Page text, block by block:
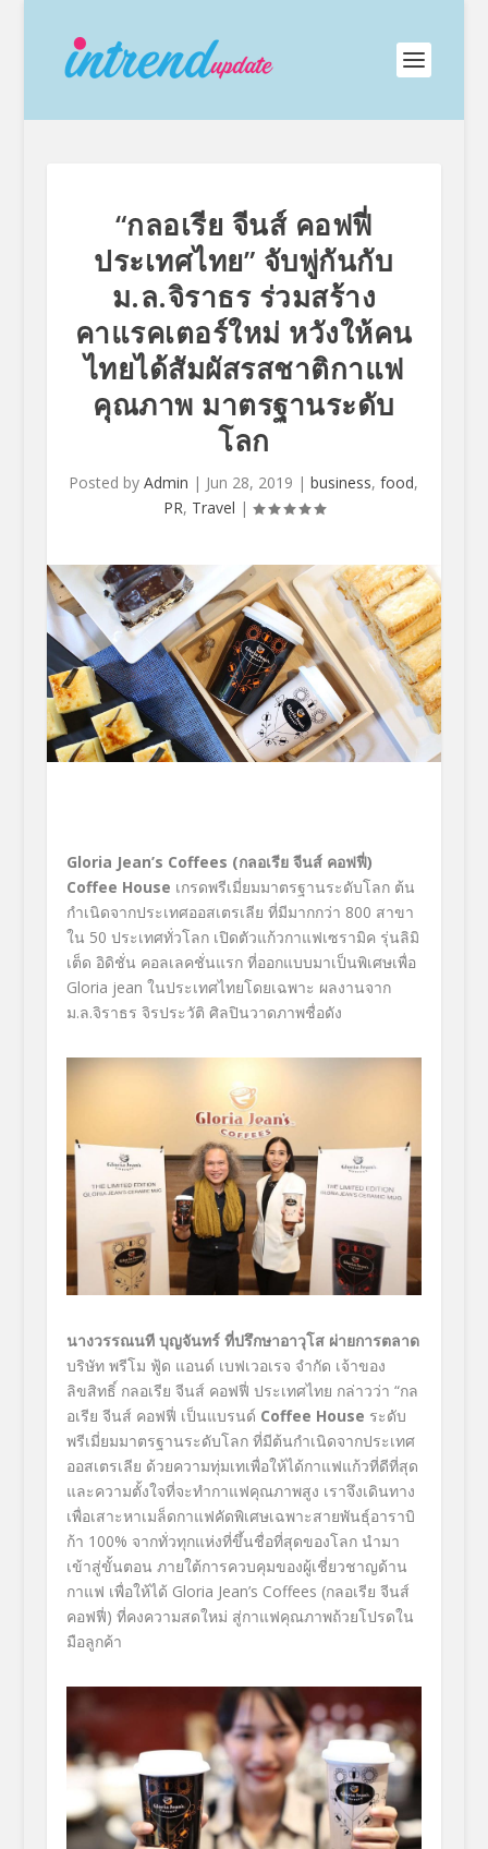
“กลอเรีย จีนส์ คอฟฟี่
ประเทศไทย” จับพู่กันกับ
ม.ล.จิราธร ร่วมสร้าง
คาแรคเตอร์ใหม่ หวังให้คน
ไทยได้สัมผัสรสชาติกาแฟ
คุณภาพ มาตรฐานระดับ
โลก
Posted byAdmin | Jun 28, 2019 |business,food,
PR, Travel |
Gloria Jean’s Coffees (กลอเรีย จีนส์ คอฟฟี่)
Coffee House เกรดพรีเมี่ยมมาตรฐานระดับโลก ต้น
กำเนิดจากประเทศออสเตรเลีย ที่มีมากกว่า 800 สาขา
ใน 50 ประเทศทั่วโลก เปิดตัวแก้วกาแฟเซรามิค รุ่นลิมิ
เต็ด อิดิชั่น คอลเลคชั่นแรก ที่ออกแบบมาเป็นพิเศษเพื่อ
Gloria jean ในประเทศไทยโดยเฉพาะ ผลงานจาก
ม.ล.จิราธร จิรประวัติ ศิลปินวาดภาพชื่อดัง
นางวรรณนที บุญจันทร์ ที่ปรึกษาอาวุโส ผ่ายการตลาด
บริษัท พรีโม ฟู้ด แอนด์ เบฟเวอเรจ จำกัด เจ้าของ
ลิขสิทธิ์ กลอเรีย จีนส์ คอฟฟี่ ประเทศไทย กล่าวว่า “กล
อเรีย จีนส์ คอฟฟี่ เป็นแบรนด์ Coffee House ระดับ
พรีเมี่ยมมาตรฐานระดับโลก ที่มีต้นกำเนิดจากประเทศ
ออสเตรเลีย ด้วยความทุ่มเทเพื่อให้ได้กาแฟแก้วที่ดีที่สุด
และความตั้งใจที่จะทำกาแฟคุณภาพสูง เราจึงเดินทาง
เพื่อเสาะหาเมล็ดกาแฟคัดพิเศษเฉพาะสายพันธุ์อาราบิ
ก้า 100% จากทั่วทุกแห่งที่ขึ้นชื่อที่สุดของโลก นำมา
เข้าสู่ขั้นตอน ภายใต้การควบคุมของผู้เชี่ยวชาญด้าน
กาแฟ เพื่อให้ได้ Gloria Jean’s Coffees (กลอเรีย จีนส์
คอฟฟี่) ที่คงความสดใหม่ สู่กาแฟคุณภาพถ้วยโปรดใน
มือลูกค้า